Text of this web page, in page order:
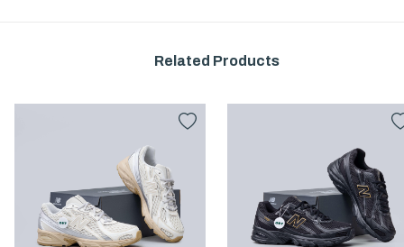
Related Products